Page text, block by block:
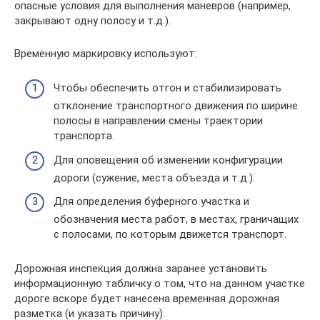
опасные условия для выполнения маневров (например,
закрывают одну полосу и т.д.).
Временную маркировку используют:
Чтобы обеспечить отгон и стабилизировать
отклонение транспортного движения по ширине
полосы в направлении смены траектории
транспорта.
Для оповещения об изменении конфигурации
дороги (сужение, места объезда и т.д.).
Для определения буферного участка и
обозначения места работ, в местах, граничащих
с полосами, по которым движется транспорт.
Дорожная инспекция должна заранее установить
информационную табличку о том, что на данном участке
дороге вскоре будет нанесена временная дорожная
разметка (и указать причину).